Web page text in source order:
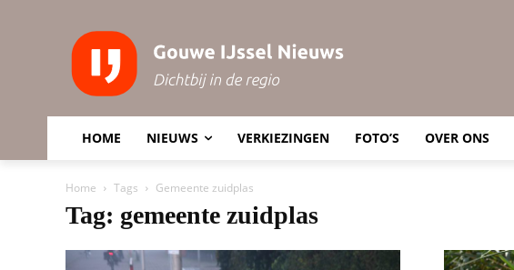
HOME NIEUWS VERKIEZINGEN FOTO’S OVER ONS
Home Tags Gemeente zuidplas
Tag: gemeente zuidplas